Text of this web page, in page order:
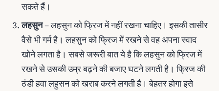
सकते हैं।
लहसुन– लहसुन को फ्रिज में नहीं रखना चाहिए। इसकी तासीर
वैसे भी गर्म है। लहसुन को फ्रिज में रखने से वह अपना स्‍वाद
खोने लगता है। सबसे जरूरी बात ये है कि लहसुन को फ्रिज में
रखने से उसकी उम्र बढ़ने की बजाए घटने लगती है। फ्रिज की
ठंडी हवा लहुसन को खराब करने लगती है। बेहतर होगा इसे